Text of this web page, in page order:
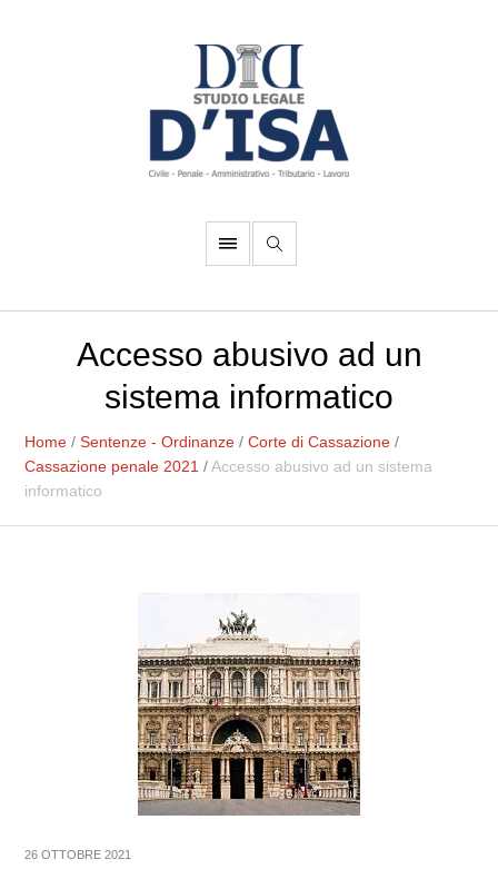
Accesso abusivo ad un
sistema informatico
Home /Sentenze - Ordinanze /Corte di Cassazione /
Cassazione penale 2021 /Accesso abusivo ad un sistema
informatico
26 OTTOBRE 2021